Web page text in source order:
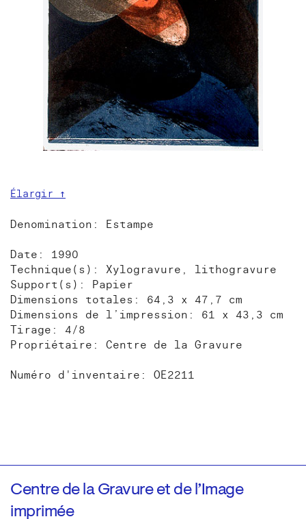
Élargir ↑
Denomination: Estampe
Date: 1990
Technique(s): Xylogravure, lithogravure
Support(s): Papier
Dimensions totales: 64,3 x 47,7 cm
Dimensions de l’impression: 61 x 43,3 cm
Tirage: 4/8
Propriétaire: Centre de la Gravure
Numéro d'inventaire: OE2211
Centre de la Gravure et de l’Image
imprimée